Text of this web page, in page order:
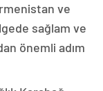
ve
sağlam ve
önemli adım